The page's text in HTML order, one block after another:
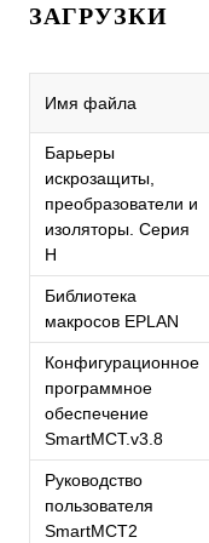
ЗАГРУЗКИ
Имя файла
Барьеры
искрозащиты,
преобразователи и
изоляторы. Серия
H
Библиотека
макросов EPLAN
Конфигурационное
программное
обеспечение
SmartMCT.v3.8
Руководство
пользователя
SmartMCT2